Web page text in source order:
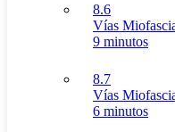
8.6
Vías
9 minutos
8.7
Vías
6 minutos